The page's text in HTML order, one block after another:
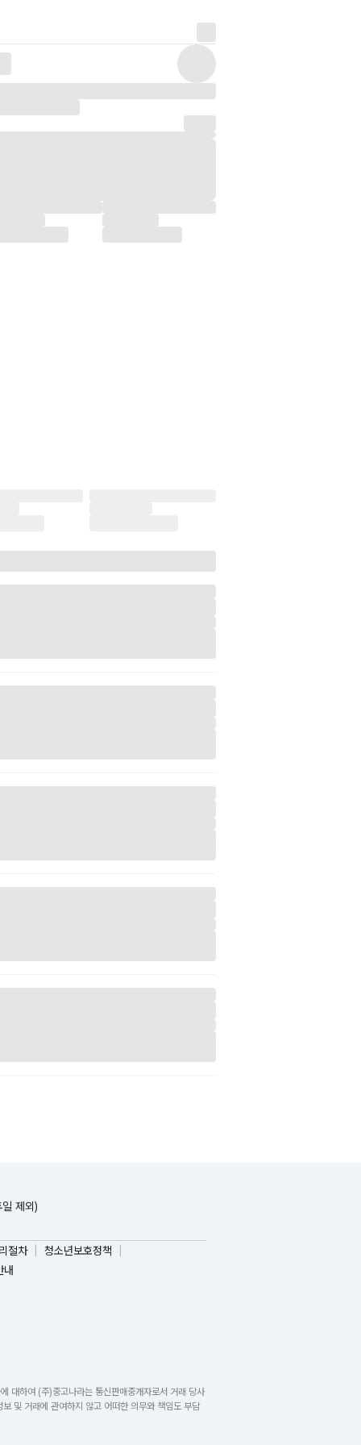
제외)
절차
청소년보호정책
내
대하여 (주)중고나라는 통신판매중개자로서 거래 당사
보 및 거래에 관여하지 않고 어떠한 의무와 책임도 부담